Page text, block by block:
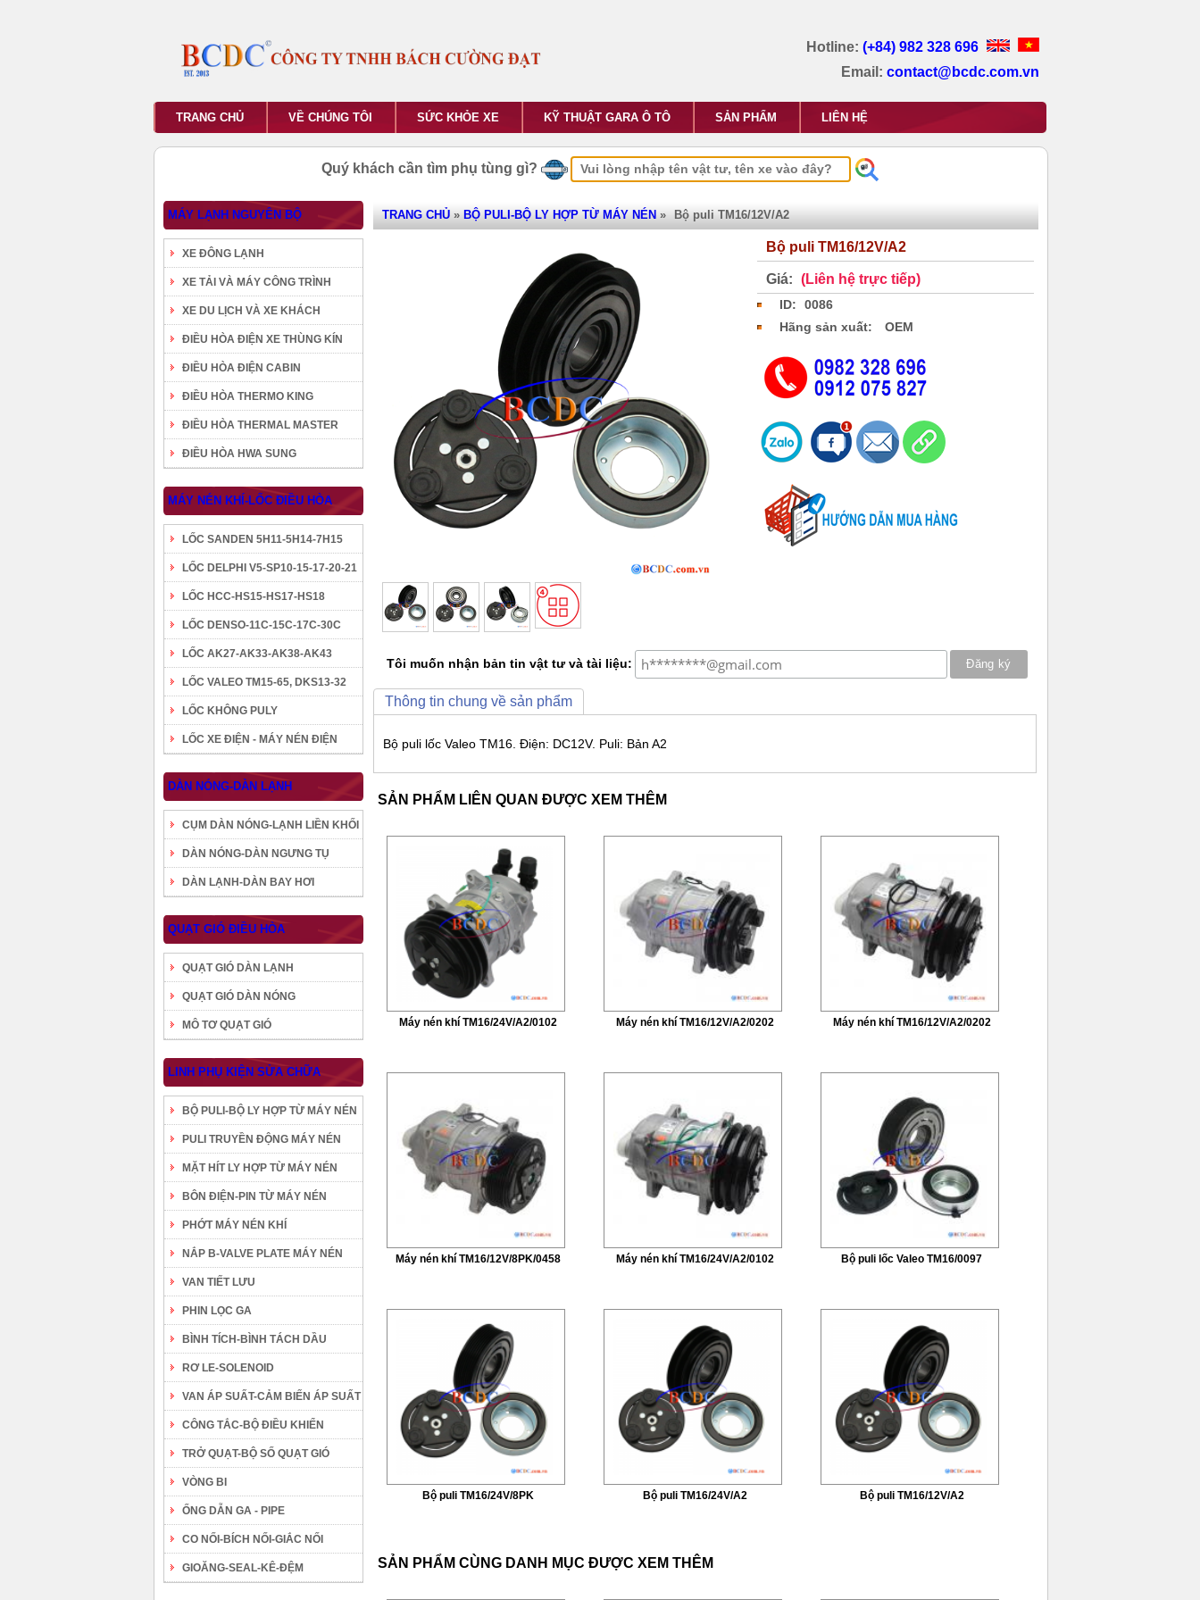
Hotline: (+84) 982 328 696
Email: contact@bcdc.com.vn
TRANG CHỦ VỀ CHÚNG TÔI SỨC KHỎE XE KỸ THUẬT GARA Ô TÔ SẢN PHẨM LIÊN HỆ
Quý khách cần tìm phụ tùng gì?
MÁY LẠNH NGUYÊN BỘ
XE ĐÔNG LẠNH
XE TẢI VÀ MÁY CÔNG TRÌNH
XE DU LỊCH VÀ XE KHÁCH
ĐIỀU HÒA ĐIỆN XE THÙNG KÍN
ĐIỀU HÒA ĐIỆN CABIN
ĐIỀU HÒA THERMO KING
ĐIỀU HÒA THERMAL MASTER
ĐIỀU HÒA HWA SUNG
MÁY NÉN KHÍ-LỐC ĐIỀU HÒA
LỐC SANDEN 5H11-5H14-7H15
LỐC DELPHI V5-SP10-15-17-20-21
LỐC HCC-HS15-HS17-HS18
LỐC DENSO-11C-15C-17C-30C
LỐC AK27-AK33-AK38-AK43
LỐC VALEO TM15-65, DKS13-32
LỐC KHÔNG PULY
LỐC XE ĐIỆN - MÁY NÉN ĐIỆN
DÀN NÓNG-DÀN LẠNH
CỤM DÀN NÓNG-LẠNH LIỀN KHỐI
DÀN NÓNG-DÀN NGƯNG TỤ
DÀN LẠNH-DÀN BAY HƠI
QUẠT GIÓ ĐIỀU HÒA
QUẠT GIÓ DÀN LẠNH
QUẠT GIÓ DÀN NÓNG
MÔ TƠ QUẠT GIÓ
LINH PHỤ KIỆN SỬA CHỮA
BỘ PULI-BỘ LY HỢP TỪ MÁY NÉN
PULI TRUYỀN ĐỘNG MÁY NÉN
MẶT HÍT LY HỢP TỪ MÁY NÉN
BÔN ĐIỆN-PIN TỪ MÁY NÉN
PHỚT MÁY NÉN KHÍ
NẮP B-VALVE PLATE MÁY NÉN
VAN TIẾT LƯU
PHIN LỌC GA
BÌNH TÍCH-BÌNH TÁCH DẦU
RƠ LE-SOLENOID
VAN ÁP SUẤT-CẢM BIẾN ÁP SUẤT
CÔNG TẮC-BỘ ĐIỀU KHIỂN
TRỞ QUẠT-BỘ SỐ QUẠT GIÓ
VÒNG BI
ỐNG DẪN GA - PIPE
CO NỐI-BÍCH NỐI-GIẮC NỐI
GIOĂNG-SEAL-KÊ-ĐỆM
TRANG CHỦ » BỘ PULI-BỘ LY HỢP TỪ MÁY NÉN » Bộ puli TM16/12V/A2
Bộ puli TM16/12V/A2
Giá: (Liên hệ trực tiếp)
ID:
0086
Hãng sản xuất:
OEM
Tôi muốn nhận bản tin vật tư và tài liệu:
Thông tin chung về sản phẩm
Bộ puli lốc Valeo TM16. Điện: DC12V. Puli: Bản A2
SẢN PHẨM LIÊN QUAN ĐƯỢC XEM THÊM
Máy nén khí TM16/24V/A2/0102 Máy nén khí TM16/12V/A2/0202 Máy nén khí TM16/12V/A2/0202
Máy nén khí TM16/12V/8PK/0458 Máy nén khí TM16/24V/A2/0102 Bộ puli lốc Valeo TM16/0097
Bộ puli TM16/24V/8PK Bộ puli TM16/24V/A2 Bộ puli TM16/12V/A2
SẢN PHẨM CÙNG DANH MỤC ĐƯỢC XEM THÊM